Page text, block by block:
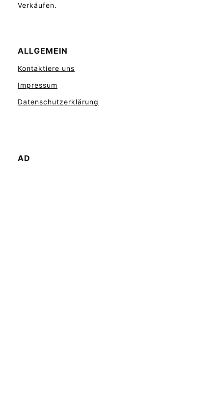
Verkäufen.
ALLGEMEIN
Kontaktiere uns
Impressum
Datenschutzerklärung
AD